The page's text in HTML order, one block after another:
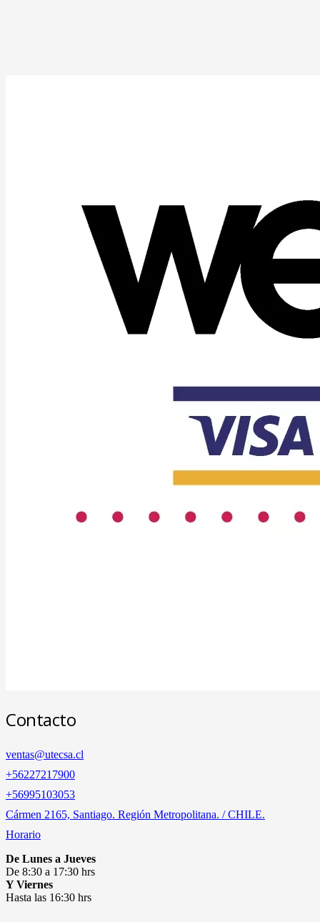
Contacto
ventas@utecsa.cl
+56227217900
‎+56995103053
Cármen 2165, Santiago. Región Metropolitana. / CHILE.
Horario
De Lunes a Jueves
De 8:30 a 17:30 hrs
Y Viernes
Hasta las 16:30 hrs